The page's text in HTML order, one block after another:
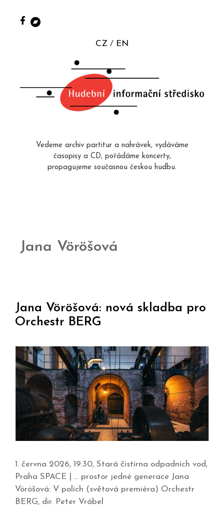
CZ EN
Vedeme archiv partitur a nahrávek, vydáváme
časopisy a CD, pořádáme koncerty,
propagujeme současnou českou hudbu.
Jana Vöröšová
Jana Vöröšová: nová skladba pro
Orchestr BERG
1. června 2026, 19:30, Stará čistírna odpadních vod,
Praha SPACE | … prostor jedné generace Jana
Vöröšová: V polích (světová premiéra) Orchestr
BERG, dir. Peter Vrábel